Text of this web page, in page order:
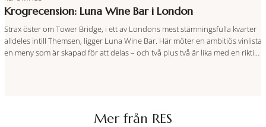
Krogrecension: Luna Wine Bar i London
Strax öster om Tower Bridge, i ett av Londons mest stämningsfulla kvarter
alldeles intill Themsen, ligger Luna Wine Bar. Här möter en ambitiös vinlista
en meny som är skapad för att delas – och två plus två är lika med en riktigt
Mer från RES